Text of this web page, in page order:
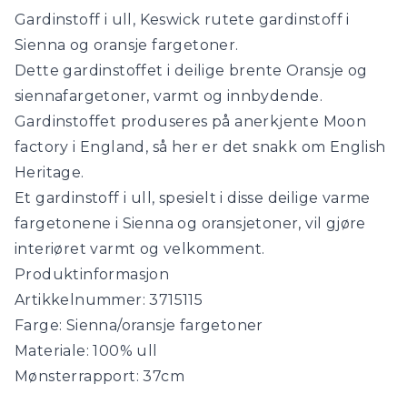
fargetoner
antall
Gardinstoff i ull, Keswick rutete gardinstoff i
Sienna og oransje fargetoner.
Dette gardinstoffet i deilige brente Oransje og
siennafargetoner, varmt og innbydende.
Gardinstoffet produseres på anerkjente Moon
factory i England, så her er det snakk om English
Heritage.
Et gardinstoff i ull, spesielt i disse deilige varme
fargetonene i Sienna og oransjetoner, vil gjøre
interiøret varmt og velkomment.
Produktinformasjon
Artikkelnummer: 3715115
Farge: Sienna/oransje fargetoner
Materiale: 100% ull
Mønsterrapport: 37cm